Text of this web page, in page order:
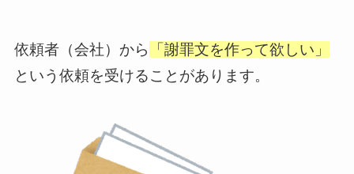
依頼者（会社）から
「謝罪文を作って欲しい」
という依頼を受けることがあります。